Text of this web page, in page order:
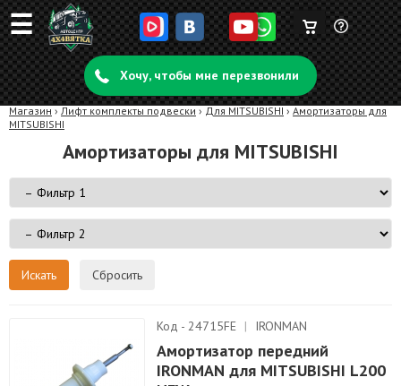
☰ Задать
вопрос
Корзина
пуста
Хочу, чтобы мне перезвонили
Магазин › Лифт комплекты подвески › Для MITSUBISHI › Амортизаторы для
MITSUBISHI
Амортизаторы для MITSUBISHI
Сбросить
Код - 24715FE | IRONMAN
Амортизатор передний
IRONMAN для MITSUBISHI L200